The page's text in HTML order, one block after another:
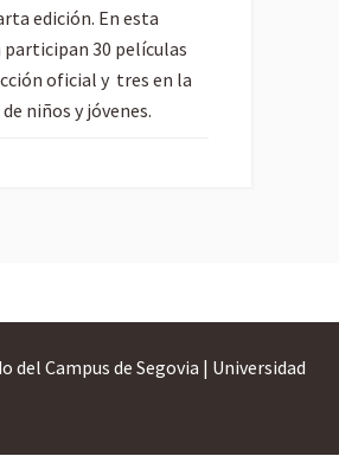
edición. En esta
participan 30 películas
oficial y tres en la
niños y jóvenes.
del Campus de Segovia | Universidad